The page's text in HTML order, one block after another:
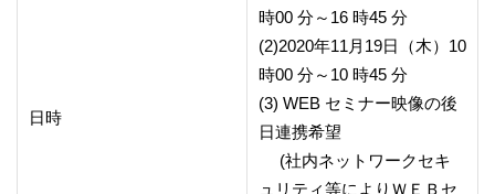
日時
時00 分～16 時45 分
(2)2020年11月19日（木）10
時00 分～10 時45 分
(3) WEB セミナー映像の後
日連携希望
(社内ネットワークセキ
ュリティ等によりＷＥＢセ